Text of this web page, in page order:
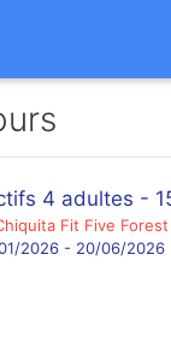
4 adultes -
Fit Five Forest
2026 - 20/06/2026